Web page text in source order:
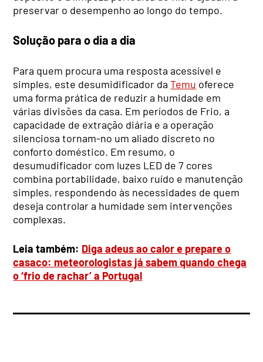
preservar o desempenho ao longo do tempo.
Solução para o dia a dia
Para quem procura uma resposta acessível e
simples, este desumidificador daTemu oferece
uma forma prática de reduzir a humidade em
várias divisões da casa. Em períodos de Frio, a
capacidade de extração diária e a operação
silenciosa tornam-no um aliado discreto no
conforto doméstico. Em resumo, o
desumudificador com luzes LED de 7 cores
combina portabilidade, baixo ruído e manutenção
simples, respondendo às necessidades de quem
deseja controlar a humidade sem intervenções
complexas.
Leia também: Diga adeus ao calor e prepare o
casaco: meteorologistas já sabem quando chega
o ‘frio de rachar’ a Portugal